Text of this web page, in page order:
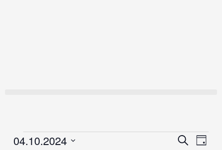
Veranstaltungen
SucheTag
04.10.2024